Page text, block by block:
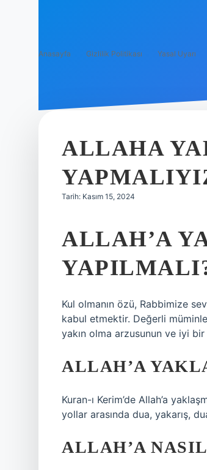
Anasayfa Gizlilik Politikası Yasal Uyarı
ALLAHA
Tarih: Kasım 15, 2024
ALLAH’A
Kul olmanın özü, Rabbimize
kabul etmektir. Değerli
yakın olma arzusunun ve iyi
ALLAH’A
Kuran-ı Kerim’de Allah’a
yollar arasında dua, yakarış,
ALLAH’A